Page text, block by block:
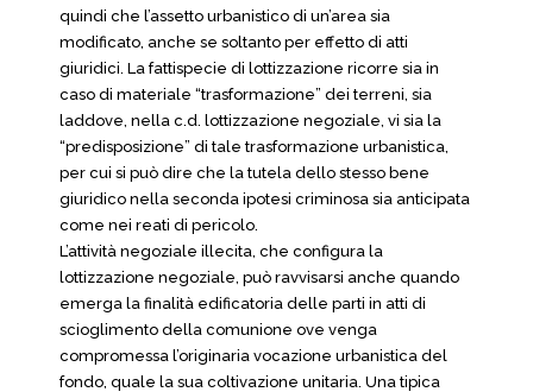
quindi che l’assetto urbanistico di un’area sia
modificato, anche se soltanto per effetto di atti
giuridici. La fattispecie di lottizzazione ricorre sia in
caso di materiale “trasformazione” dei terreni, sia
laddove, nella c.d. lottizzazione negoziale, vi sia la
“predisposizione” di tale trasformazione urbanistica,
per cui si può dire che la tutela dello stesso bene
giuridico nella seconda ipotesi criminosa sia anticipata
come nei reati di pericolo.
L’attività negoziale illecita, che configura la
lottizzazione negoziale, può ravvisarsi anche quando
emerga la finalità edificatoria delle parti in atti di
scioglimento della comunione ove venga
compromessa l’originaria vocazione urbanistica del
fondo, quale la sua coltivazione unitaria. Una tipica